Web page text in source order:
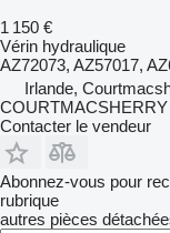
1 150 €
Vérin hydraulique
AZ72073, AZ57017,
Irlande,
Contacter le vendeur
Abonnez-vous pour
rubrique
autres pièces